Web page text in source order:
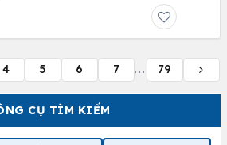
CỤ TÌM KIẾM
4 5 6 7 ... 79